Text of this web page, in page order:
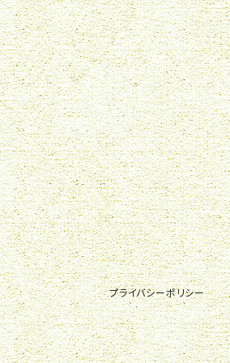
プライバシーポリシー